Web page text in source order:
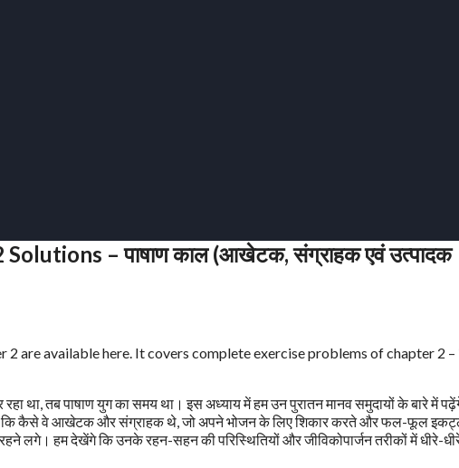
– पाषाण काल (आखेटक, संग्राहक एवं उत्पादक
are available here. It covers complete exercise problems of chapter 2 –
था, तब पाषाण युग का समय था। इस अध्याय में हम उन पुरातन मानव समुदायों के बारे में
कि कैसे वे आखेटक और संग्राहक थे, जो अपने भोजन के लिए शिकार करते और फल-फूल
लगे। हम देखेंगे कि उनके रहन-सहन की परिस्थितियों और जीविकोपार्जन तरीकों में धीरे-